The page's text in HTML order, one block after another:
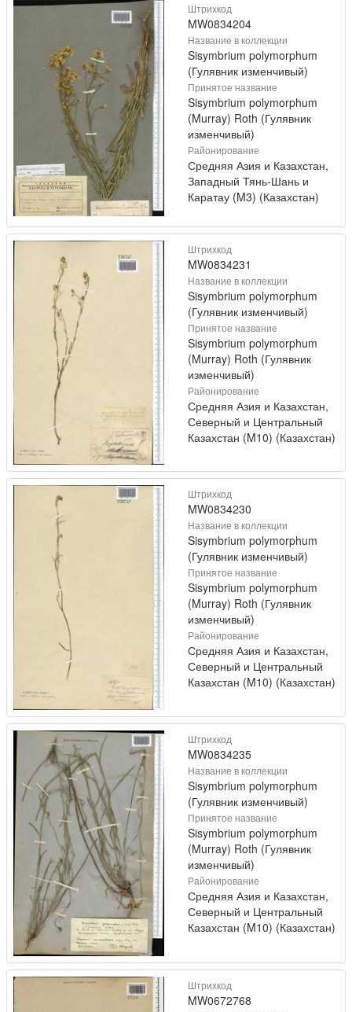
Штрихкод
MW0834204
Название в коллекции
Sisymbrium polymorphum
(Гулявник изменчивый)
Принятое название
Sisymbrium polymorphum
(Murray) Roth (Гулявник
изменчивый)
Районирование
Средняя Азия и Казахстан,
Западный Тянь-Шань и
Каратау (M3) (Казахстан)
Штрихкод
MW0834231
Название в коллекции
Sisymbrium polymorphum
(Гулявник изменчивый)
Принятое название
Sisymbrium polymorphum
(Murray) Roth (Гулявник
изменчивый)
Районирование
Средняя Азия и Казахстан,
Северный и Центральный
Казахстан (M10) (Казахстан)
Штрихкод
MW0834230
Название в коллекции
Sisymbrium polymorphum
(Гулявник изменчивый)
Принятое название
Sisymbrium polymorphum
(Murray) Roth (Гулявник
изменчивый)
Районирование
Средняя Азия и Казахстан,
Северный и Центральный
Казахстан (M10) (Казахстан)
Штрихкод
MW0834235
Название в коллекции
Sisymbrium polymorphum
(Гулявник изменчивый)
Принятое название
Sisymbrium polymorphum
(Murray) Roth (Гулявник
изменчивый)
Районирование
Средняя Азия и Казахстан,
Северный и Центральный
Казахстан (M10) (Казахстан)
Штрихкод
MW0672768